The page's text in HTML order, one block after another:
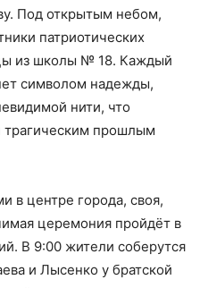
Под открытым небом,
патриотических
из школы № 18. Каждый
символом надежды,
нити, что
трагическим прошлым
в центре города, своя,
церемония пройдёт в
В 9:00 жители соберутся
и Лысенко у братской